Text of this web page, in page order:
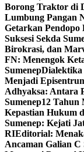
Borong Traktor di
Lumbung Pangan
Getarkan Pendopo
Suksesi Sekda
Birokrasi, dan
FN: Menengok
Sumenep
Menjadi
Adhyaksa: Antara
Sumenep12 Tahun
Kepastian Hukum
Sumenep: Kejati
RIEditorial:
Ancaman Galian C